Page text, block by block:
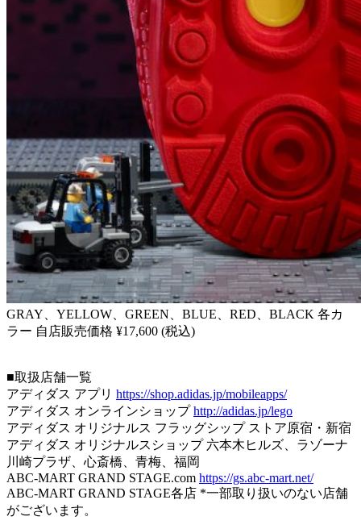
GRAY、YELLOW、GREEN、BLUE、RED、BLACK 各カ
ラー 自店販売価格 ¥17,600 (税込)
■取扱店舗一覧
アディダス アプリ https://shop.adidas.jp/mobileapps/
アディダス オンラインショップhttp://adidas.jp/lego
アディダス オリジナルス フラッグシップ ストア原宿・新宿
アディダス オリジナルスショップ 六本木ヒルズ、ラゾーナ
川崎プラザ、心斎橋、青梅、福岡
ABC-MART GRAND STAGE.com https://gs.abc-mart.net/
ABC-MART GRAND STAGE各店 *一部取り扱いのない店舗
がございます。